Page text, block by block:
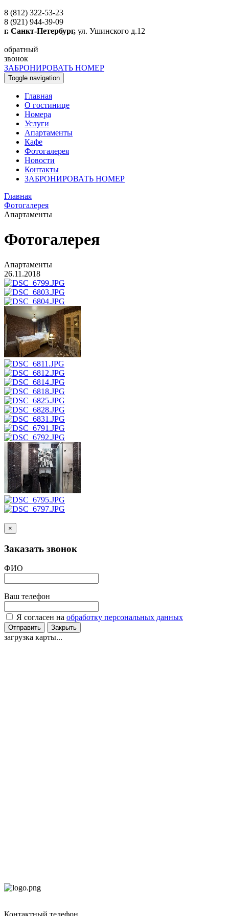
8 (812) 322-53-23
8 (921) 944-39-09
г. Санкт-Петербург, ул. Ушинского д.12
обратный
звонок
ЗАБРОНИРОВАТЬ НОМЕР
Toggle navigation
Главная
O гостинице
Номера
Услуги
Апартаменты
Кафе
Фотогалерея
Новости
Контакты
ЗАБРОНИРОВАТЬ НОМЕР
Главная
Фотогалерея
Апартаменты
Фотогалерея
Апартаменты
26.11.2018
×
Заказать звонок
ФИО
Ваш телефон
Я согласен на обработку персональных данных
Отправить Закрыть
загрузка карты...